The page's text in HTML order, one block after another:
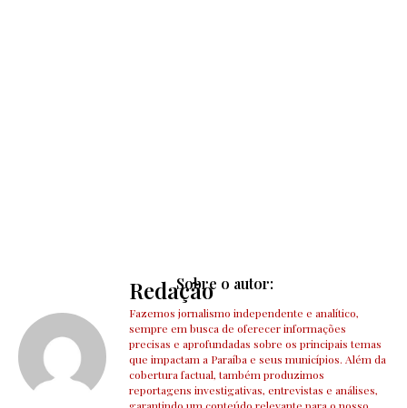
Sobre o autor:
Redação
Fazemos jornalismo independente e analítico,
sempre em busca de oferecer informações
precisas e aprofundadas sobre os principais temas
que impactam a Paraíba e seus municípios. Além da
cobertura factual, também produzimos
reportagens investigativas, entrevistas e análises,